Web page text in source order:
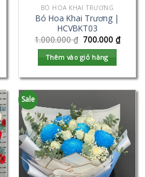
BÓ HOA KHAI TRƯƠNG
Bó Hoa Khai Trương |
HCVBKT03
1.000.000₫ 700.000₫
Thêm vào giỏ hàng
Sale